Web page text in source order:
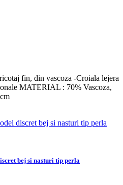
fin, din vascoza -Croiala lejera
MATERIAL : 70% Vascoza,
bej si nasturi tip perla